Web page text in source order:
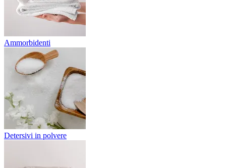
Ammorbidenti
Detersivi in polvere